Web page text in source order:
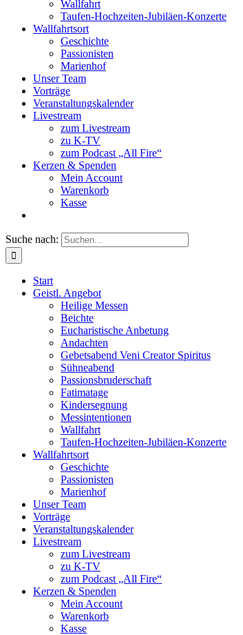
Wallfahrt
Taufen-Hochzeiten-Jubiläen-Konzerte
Wallfahrtsort
Geschichte
Passionisten
Marienhof
Unser Team
Vorträge
Veranstaltungskalender
Livestream
zum Livestream
zu K-TV
zum Podcast „All Fire“
Kerzen & Spenden
Mein Account
Warenkorb
Kasse
Suche nach:
Start
Geistl. Angebot
Heilige Messen
Beichte
Eucharistische Anbetung
Andachten
Gebetsabend Veni Creator Spiritus
Sühneabend
Passionsbruderschaft
Fatimatage
Kindersegnung
Messintentionen
Wallfahrt
Taufen-Hochzeiten-Jubiläen-Konzerte
Wallfahrtsort
Geschichte
Passionisten
Marienhof
Unser Team
Vorträge
Veranstaltungskalender
Livestream
zum Livestream
zu K-TV
zum Podcast „All Fire“
Kerzen & Spenden
Mein Account
Warenkorb
Kasse